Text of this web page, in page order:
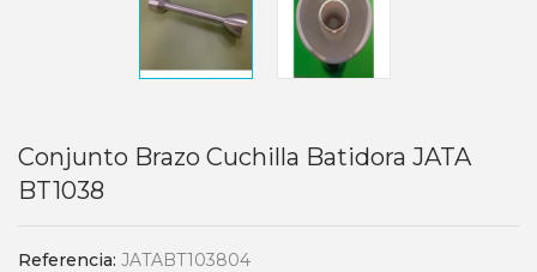
Conjunto Brazo Cuchilla Batidora JATA
BT1038
Referencia: JATABT103804